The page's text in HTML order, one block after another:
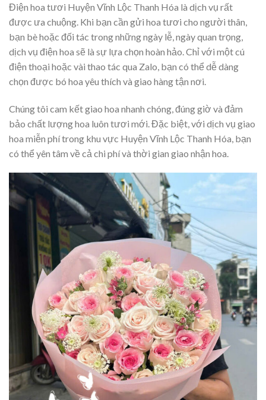
Điện hoa tươi Huyện Vĩnh Lộc Thanh Hóa là dịch vụ rất
được ưa chuộng. Khi bạn cần gửi hoa tươi cho người thân,
bạn bè hoặc đối tác trong những ngày lễ, ngày quan trọng,
dịch vụ điện hoa sẽ là sự lựa chọn hoàn hảo. Chỉ với một cú
điện thoại hoặc vài thao tác qua Zalo, bạn có thể dễ dàng
chọn được bó hoa yêu thích và giao hàng tận nơi.
Chúng tôi cam kết giao hoa nhanh chóng, đúng giờ và đảm
bảo chất lượng hoa luôn tươi mới. Đặc biệt, với dịch vụ giao
hoa miễn phí trong khu vực Huyện Vĩnh Lộc Thanh Hóa, bạn
có thể yên tâm về cả chi phí và thời gian giao nhận hoa.